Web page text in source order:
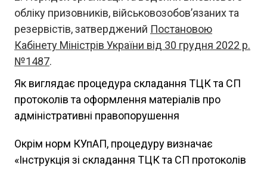
обліку призовників, військовозобов’язаних та
резервістів, затверджений Постановою
Кабінету Міністрів України від 30 грудня 2022 р.
№1487.
Як виглядає процедура складання ТЦК та СП
протоколів та оформлення матеріалів про
адміністративні правопорушення
Окрім норм КУпАП, процедуру визначає
«Інструкція зі складання ТЦК та СП протоколів